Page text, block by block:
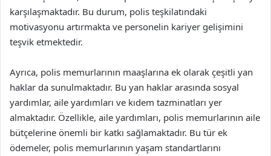
karşılaşmaktadır. Bu durum, polis teşkilatındaki
motivasyonu artırmakta ve personelin kariyer gelişimini
teşvik etmektedir.
Ayrıca, polis memurlarının maaşlarına ek olarak çeşitli yan
haklar da sunulmaktadır. Bu yan haklar arasında sosyal
yardımlar, aile yardımları ve kıdem tazminatları yer
almaktadır. Özellikle, aile yardımları, polis memurlarının aile
bütçelerine önemli bir katkı sağlamaktadır. Bu tür ek
ödemeler, polis memurlarının yaşam standartlarını